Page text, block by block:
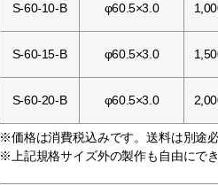
S-60-10-B φ60.5×3.0
S-60-15-B φ60.5×3.0
S-60-20-B φ60.5×3.0
※価格は消費税込みです。送料は別途必
※上記規格サイズ外の製作も自由にで